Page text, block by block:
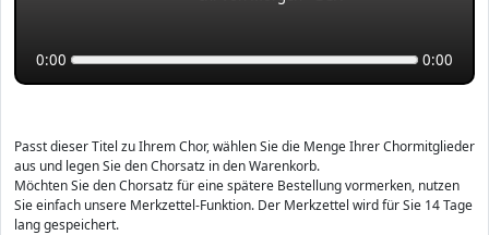
0:00 0:00
Passt dieser Titel zu Ihrem Chor, wählen Sie die Menge Ihrer Chormitglieder
aus und legen Sie den Chorsatz in den Warenkorb.
Möchten Sie den Chorsatz für eine spätere Bestellung vormerken, nutzen
Sie einfach unsere Merkzettel-Funktion. Der Merkzettel wird für Sie 14 Tage
lang gespeichert.